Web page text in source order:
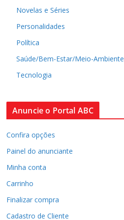
Novelas e Séries
Personalidades
Política
Saúde/Bem-Estar/Meio-Ambiente
Tecnologia
Anuncie o Portal ABC
Confira opções
Painel do anunciante
Minha conta
Carrinho
Finalizar compra
Cadastro de Cliente